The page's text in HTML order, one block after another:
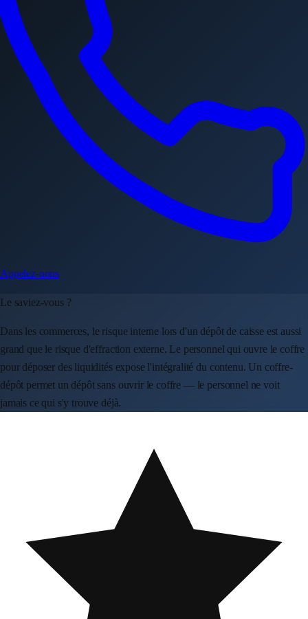
Appelez-nous
Le saviez-vous ?
Dans les commerces, le risque interne lors d'un dépôt de caisse est aussi
grand que le risque d'effraction externe. Le personnel qui ouvre le coffre
pour déposer des liquidités expose l'intégralité du contenu. Un coffre-
dépôt permet un dépôt sans ouvrir le coffre — le personnel ne voit
jamais ce qui s'y trouve déjà.